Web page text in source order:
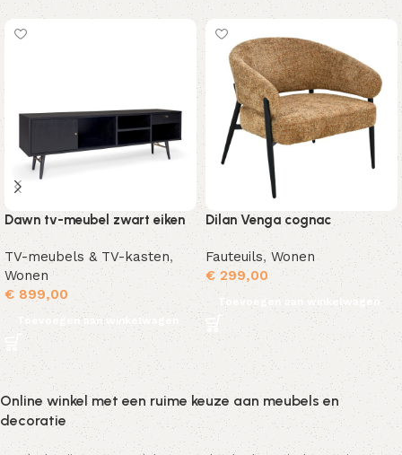
Dawn tv-meubel zwart eiken
TV-meubels & TV-kasten,
Wonen
€ 899,00
Toevoegen aan winkelwagen
Dilan Venga cognac
Fauteuils, Wonen
€ 299,00
Toevoegen aan winkelwagen
Online winkel met een ruime keuze aan meubels en
decoratie